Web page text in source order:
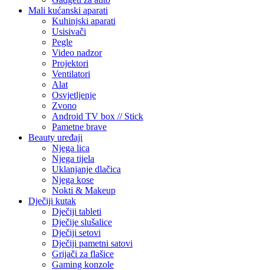
Mali kućanski aparati
Kuhinjski aparati
Usisivači
Pegle
Video nadzor
Projektori
Ventilatori
Alat
Osvjetljenje
Zvono
Android TV box // Stick
Pametne brave
Beauty uređaji
Njega lica
Njega tijela
Uklanjanje dlačica
Njega kose
Nokti & Makeup
Dječiji kutak
Dječiji tableti
Dječije slušalice
Dječiji setovi
Dječiji pametni satovi
Grijači za flašice
Gaming konzole